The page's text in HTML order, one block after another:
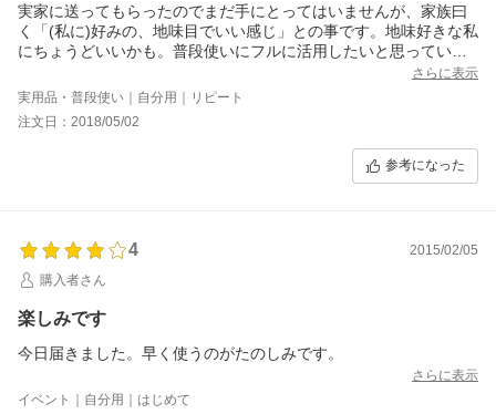
実家に送ってもらったのでまだ手にとってはいませんが、家族曰
く「(私に)好みの、地味目でいい感じ」との事です。地味好きな私
にちょうどいいかも。普段使いにフルに活用したいと思っていま
さらに表示
実用品・普段使い｜自分用｜リピート
注文日：2018/05/02
参考になった
4
2015/02/05
購入者さん
楽しみです
今日届きました。早く使うのがたのしみです。
さらに表示
イベント｜自分用｜はじめて